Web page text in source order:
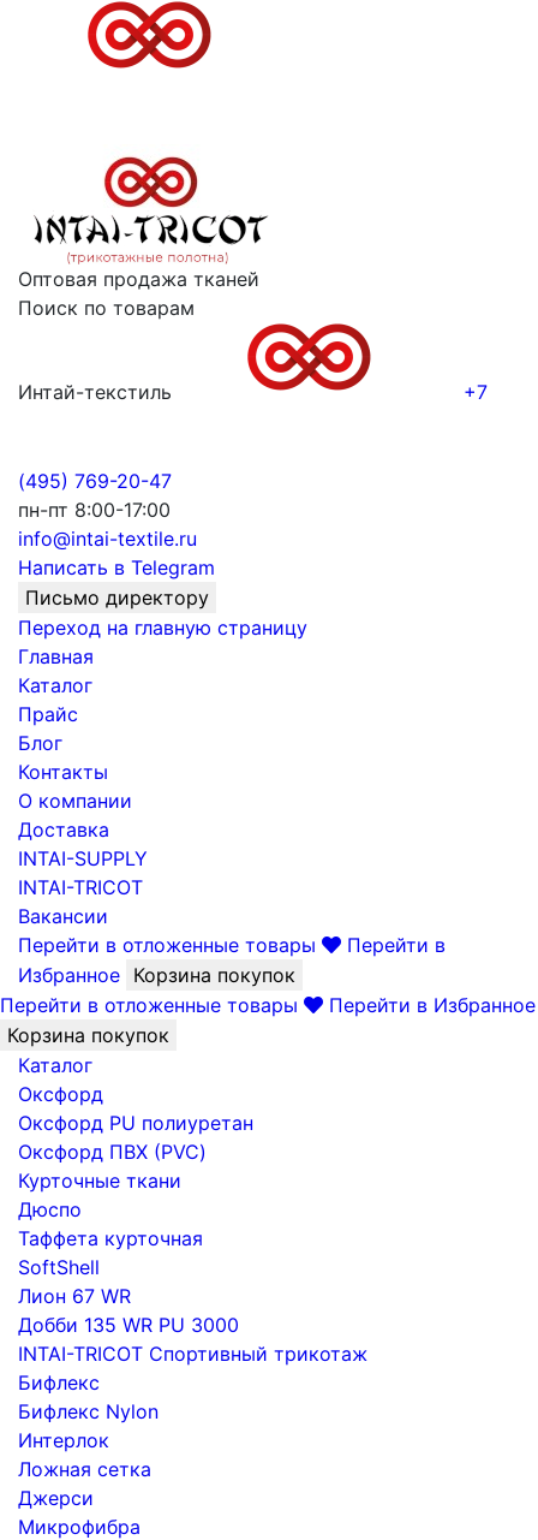
Оптовая продажа тканей
Поиск по товарам
Интай-текстиль +7
(495) 769-20-47
пн-пт 8:00-17:00
info@intai-textile.ru
Написать в Telegram
Письмо директору
Переход на главную страницу
Главная
Каталог
Прайс
Блог
Контакты
О компании
Доставка
INTAI-SUPPLY
INTAI-TRICOT
Вакансии
Перейти в отложенные товары
Перейти в
Избранное Корзина покупок
Перейти в отложенные товары
Перейти в Избранное
Корзина покупок
Каталог
Оксфорд
Оксфорд PU полиуретан
Оксфорд ПВХ (PVC)
Курточные ткани
Дюспо
Таффета курточная
SoftShell
Лион 67 WR
Добби 135 WR PU 3000
INTAI-TRICOT Спортивный трикотаж
Бифлекс
Бифлекс Nylon
Интерлок
Ложная сетка
Джерси
Микрофибра